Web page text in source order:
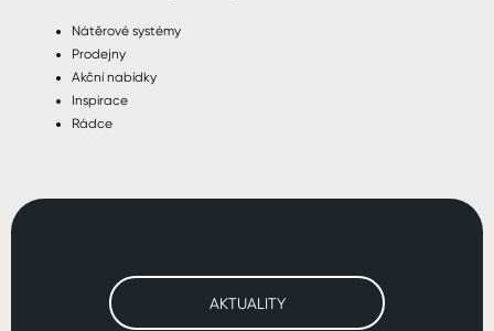
Nátěrové systémy
Prodejny
Akční nabídky
Inspirace
Rádce
AKTUALITY